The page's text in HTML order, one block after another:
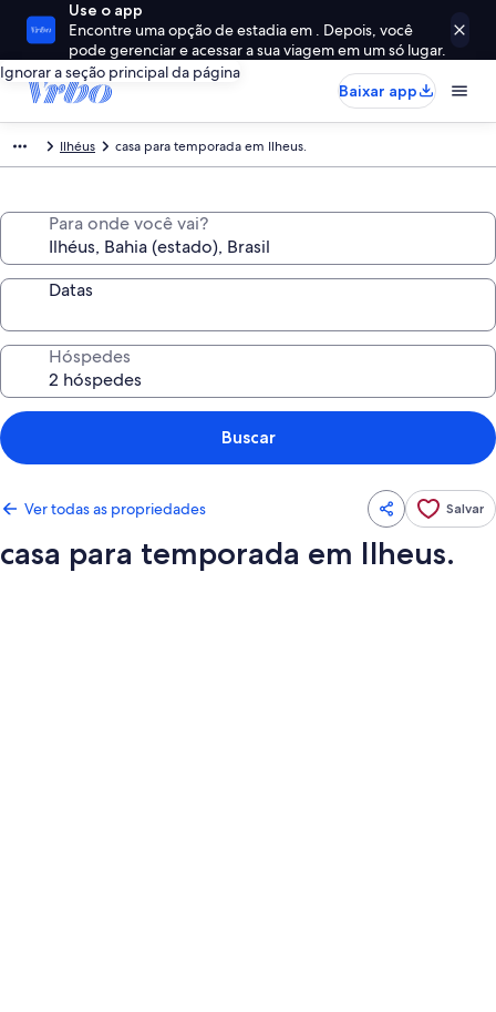
Use o app
Encontre uma opção de estadia em . Depois, você
pode gerenciar e acessar a sua viagem em um só lugar.
Ignorar a seção principal da página
Baixar app
Ilhéus casa para temporada em Ilheus.
Para onde você vai?
Datas
Hóspedes
Buscar
Ver todas as propriedades Salvar
casa para temporada em Ilheus.